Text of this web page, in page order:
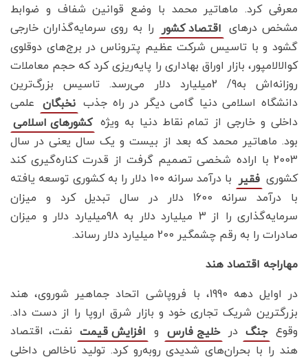
معرفی کرد. ماهاتیر محمد با وضع قوانین شفاف و ضوابط
مشخص درهای اقتصاد کشور
را به روی سرمایه‌گذاران خارجی
گشود و با تاسیس شرکت عظیم پتروناس در برج‌های دوقلوی
کوالالامپور، بازار اوراق بهاداری را پایه‌ریزی کرد که حجم معاملات
روزانه‌اش به9/ 2میلیارد دلار می‌رسد. تاسیس بزرگ‌ترین
دانشگاه اسلامی دنیا گامی دیگر در راه جذب نخبگان علمی
داخلی و خارجی از تمام نقاط دنیا به ویژه کشورهای اسلامی
بود. ماهاتیر محمد که بعد از بیست و یک سال یعنی در سال
2003 با اراده شخصی تصمیم گرفت از قدرت کناره‌گیری کند
کشوری فقیر
با درآمد سرانه 100 دلار را به کشوری توسعه یافته
با درآمد سرانه 1600 دلار در سال تبدیل کرد و میزان
سرمایه‌گذاری را از 3 میلیارد دلار به 98میلیارد دلار و میزان
صادرات را به رقم چشمگیر 200 میلیارد دلار رساند.
مهاراجه اقتصاد هند
در اوایل دهه 1990، با فروپاشی اتحاد جماهیر شوروی، هند
بزرگترین شریک تجاری خود و بازار شرق اروپا را از دست داد.
وقوع جنگ در خلیج فارس و افزایش قیمت نفت، اقتصاد
هند را با بحران‌های شدیدی روبه‌رو کرد. تولید ناخالص داخلی